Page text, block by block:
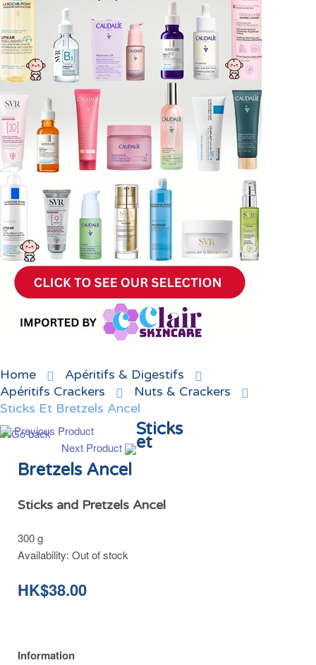
Home
Apéritifs & Digestifs
Apéritifs Crackers
Nuts & Crackers
Sticks Et Bretzels Ancel
Previous Product
Next Product
Sticks
et
Bretzels Ancel
Sticks and Pretzels Ancel
300 g
Availability: Out of stock
HK$38.00
Information